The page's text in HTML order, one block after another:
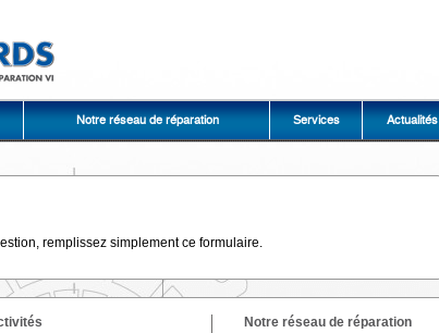
Notre réseau de réparation Services Actualités
remplissez simplement ce formulaire.
Notre réseau de réparation